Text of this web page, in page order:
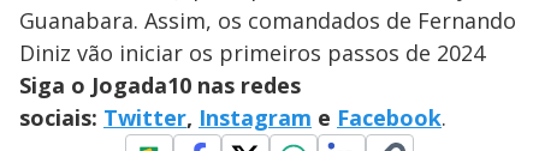
Guanabara. Assim, os comandados de Fernando
Diniz vão iniciar os primeiros passos de 2024
Siga o Jogada10 nas redes
sociais: Twitter, Instagram e Facebook.